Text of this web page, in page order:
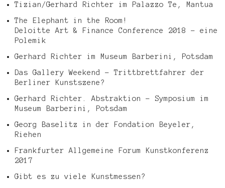
Tizian/Gerhard Richter im Palazzo Te, Mantua
The Elephant in the Room!
Deloitte Art & Finance Conference 2018 – eine
Polemik
Gerhard Richter im Museum Barberini, Potsdam
Das Gallery Weekend – Trittbrettfahrer der
Berliner Kunstszene?
Gerhard Richter. Abstraktion – Symposium im
Museum Barberini, Potsdam
Georg Baselitz in der Fondation Beyeler,
Riehen
Frankfurter Allgemeine Forum Kunstkonferenz
2017
Gibt es zu viele Kunstmessen?